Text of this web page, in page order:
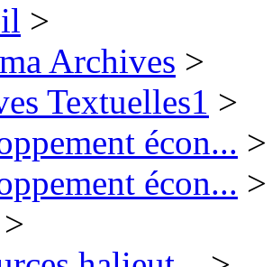
>
Archives >
Textuelles1 >
écon... >
écon... >
>